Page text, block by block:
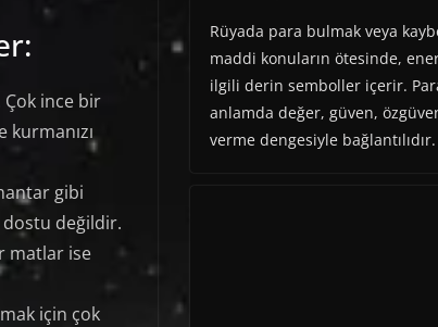
Çok ince bir
gibi
dostu değildir.
matlar ise
için çok
Rüyada para bulmak veya
maddi konuların ötesinde,
ilgili derin semboller içerir.
anlamda değer, güven,
verme dengesiyle bağlantılıdır.